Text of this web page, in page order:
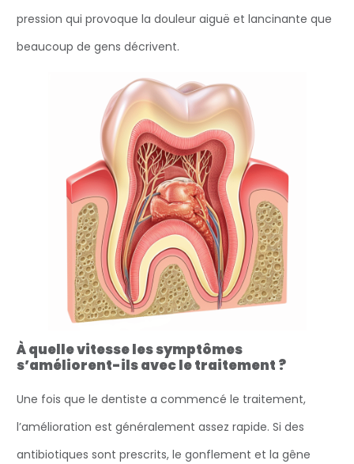
pression qui provoque la douleur aiguë et lancinante que
beaucoup de gens décrivent.
À quelle vitesse les symptômes
s’améliorent-ils avec le traitement ?
Une fois que le dentiste a commencé le traitement,
l’amélioration est généralement assez rapide. Si des
antibiotiques sont prescrits, le gonflement et la gêne